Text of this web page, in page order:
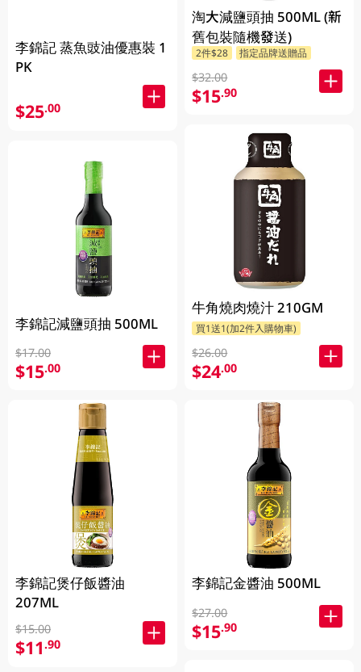
李錦記 蒸魚豉油優惠裝 1
PK
$25.00
李錦記減鹽頭抽 500ML
$17.00
$15.00
李錦記煲仔飯醬油
207ML
$15.00
$11.90
淘大減鹽頭抽 500ML (新
舊包裝隨機發送)
2件$28 指定品牌送贈品
$32.00
$15.90
牛角燒肉燒汁 210GM
買1送1(加2件入購物車)
$26.00
$24.00
李錦記金醬油 500ML
$27.00
$15.90